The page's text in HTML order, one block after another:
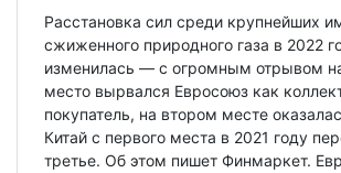
Расстановка сил среди крупнейших
сжиженного природного газа в 2022
изменилась — с огромным отрывом
место вырвался Евросоюз как
покупатель, на втором месте
Китай с первого места в 2021 году
третье. Об этом пишет Финмаркет.